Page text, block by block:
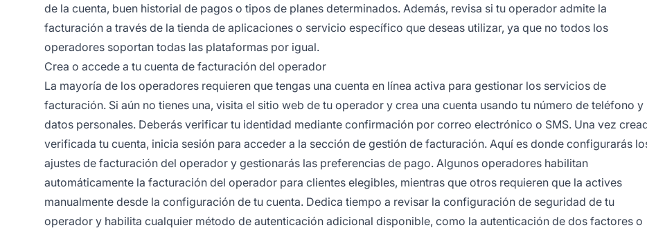
de la cuenta, buen historial de pagos o tipos de planes determinados. Además, revisa si tu operador admite la
facturación a través de la tienda de aplicaciones o servicio específico que deseas utilizar, ya que no todos los
operadores soportan todas las plataformas por igual.
Crea o accede a tu cuenta de facturación del operador
La mayoría de los operadores requieren que tengas una cuenta en línea activa para gestionar los servicios de
facturación. Si aún no tienes una, visita el sitio web de tu operador y crea una cuenta usando tu número de teléfono y
datos personales. Deberás verificar tu identidad mediante confirmación por correo electrónico o SMS. Una vez
verificada tu cuenta, inicia sesión para acceder a la sección de gestión de facturación. Aquí es donde configurarás
ajustes de facturación del operador y gestionarás las preferencias de pago. Algunos operadores habilitan
automáticamente la facturación del operador para clientes elegibles, mientras que otros requieren que la actives
manualmente desde la configuración de tu cuenta. Dedica tiempo a revisar la configuración de seguridad de tu
operador y habilita cualquier método de autenticación adicional disponible, como la autenticación de dos factores o